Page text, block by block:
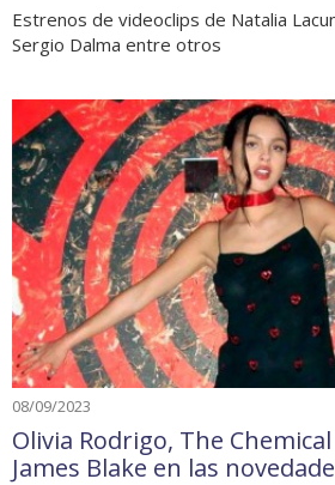
Estrenos de videoclips de Natalia
Sergio Dalma entre otros
08/09/2023
Olivia Rodrigo, The
James Blake en las